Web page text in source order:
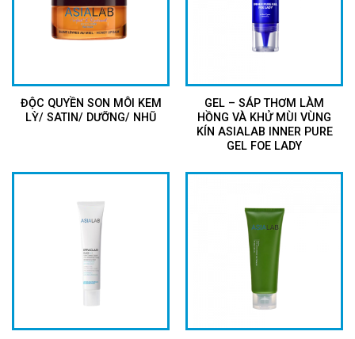
ĐỘC QUYỀN SON MÔI KEM
LỲ/ SATIN/ DƯỠNG/ NHŨ
GEL – SÁP THƠM LÀM
HỒNG VÀ KHỬ MÙI VÙNG
KÍN ASIALAB INNER PURE
GEL FOE LADY